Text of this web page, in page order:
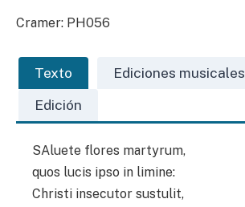
Cramer: PH056
Texto
Ediciones musicales
Edición
SAluete flores martyrum,
quos lucis ipso in limine:
Christi insecutor sustulit,